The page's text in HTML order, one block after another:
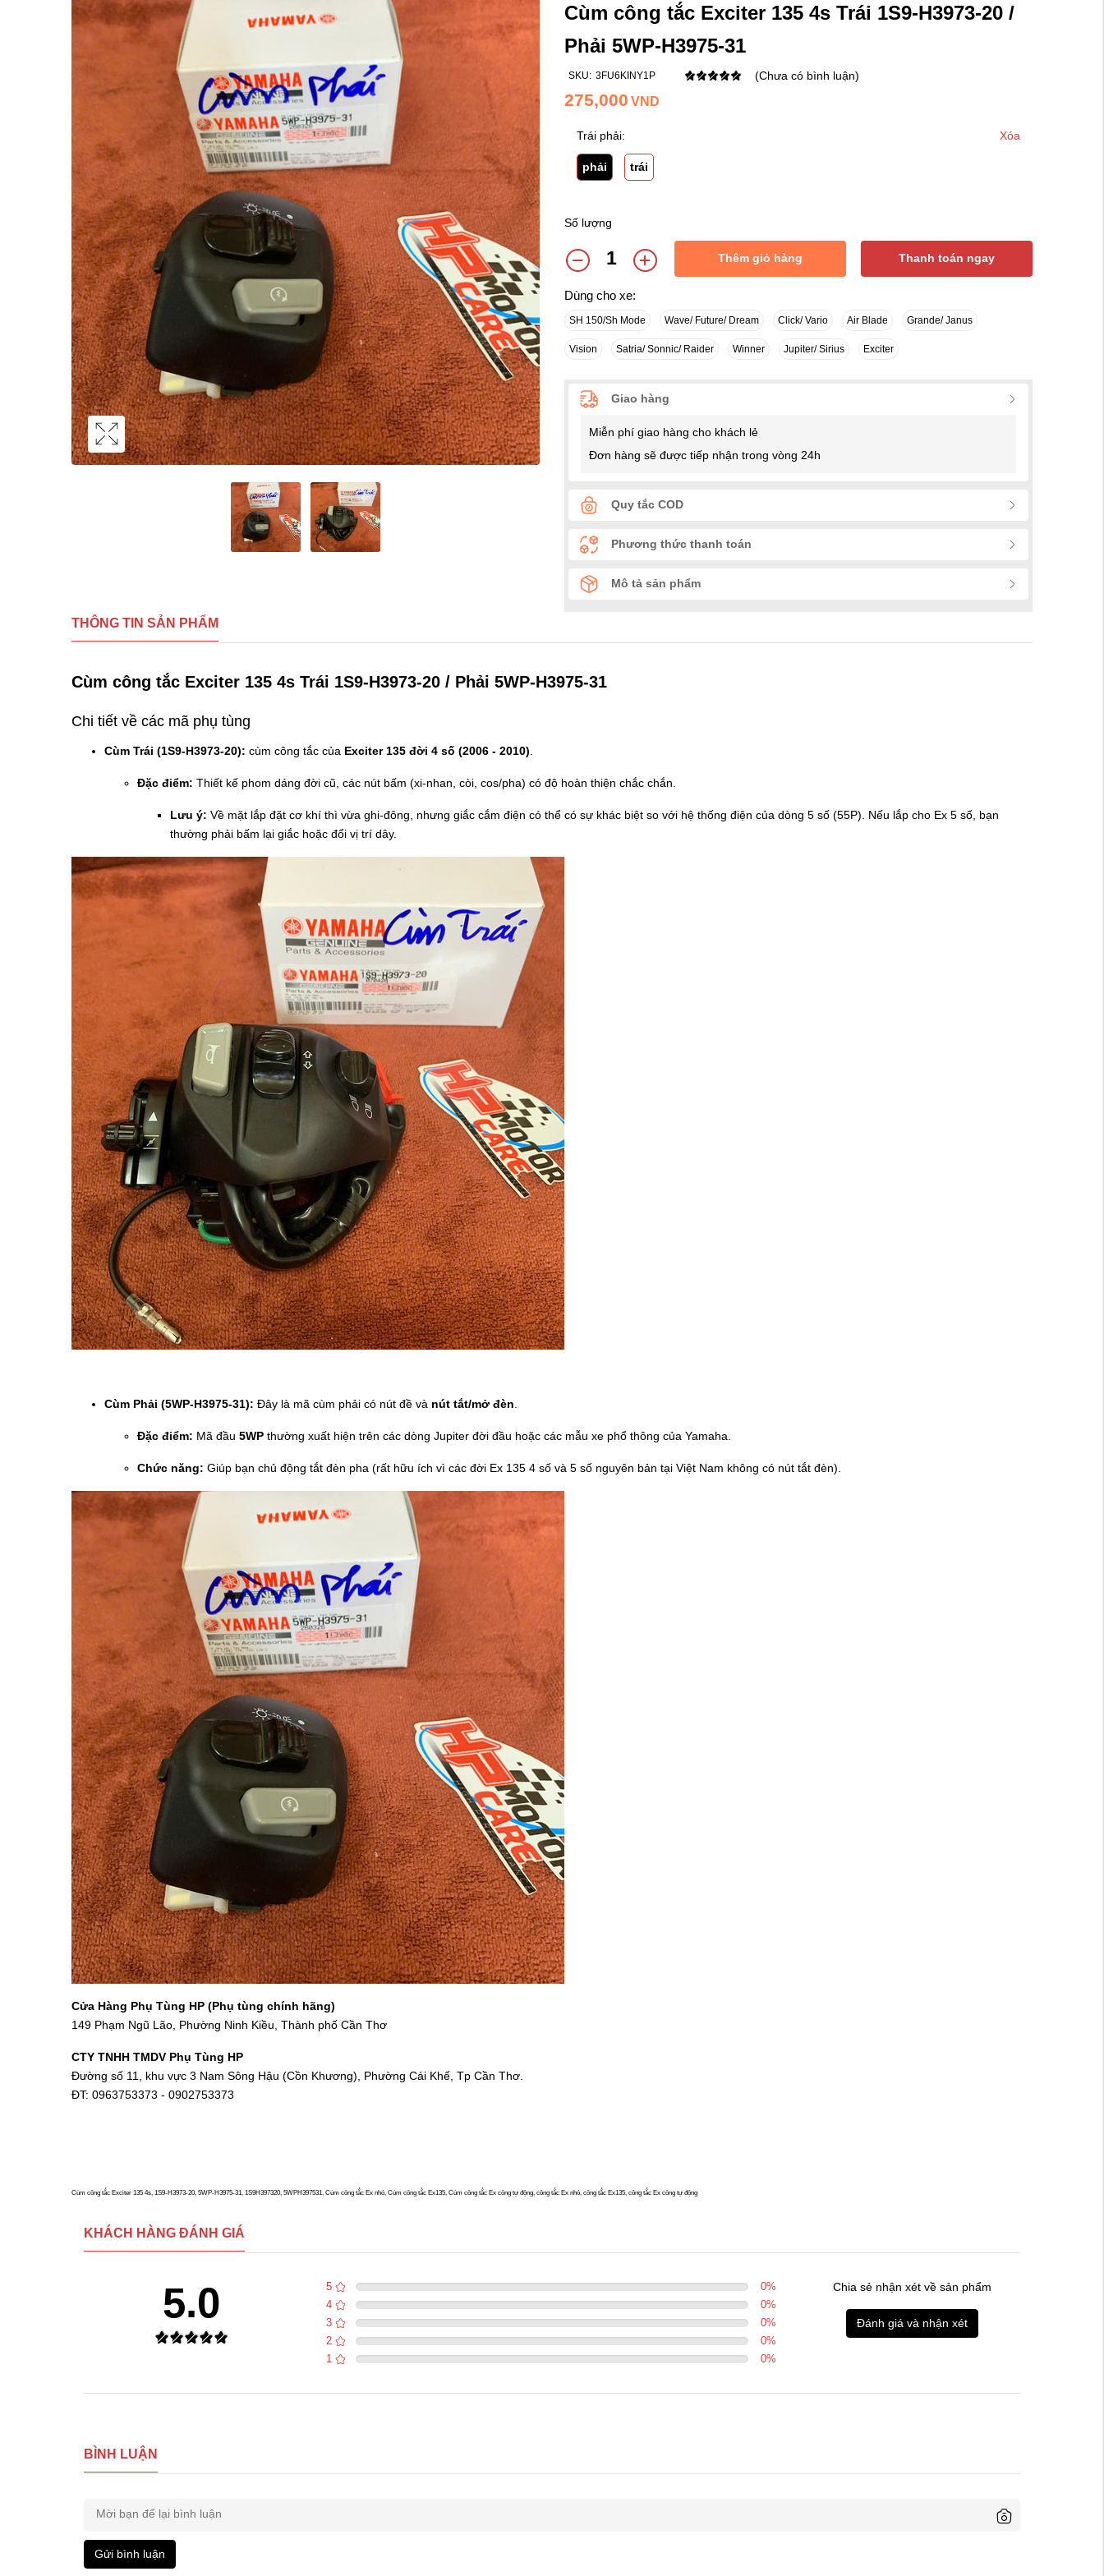
Cùm công tắc Exciter 135 4s Trái 1S9-H3973-20 /
Phải 5WP-H3975-31
SKU: 3FU6KINY1P (Chưa có bình luận)
275,000 VND
Trái phải: Xóa
phải trái
Số lượng
Thêm giỏ hàng Thanh toán ngay
Dùng cho xe:
SH 150/Sh Mode Wave/ Future/ Dream Click/ Vario Air Blade Grande/ Janus
Vision Satria/ Sonnic/ Raider Winner Jupiter/ Sirius Exciter
Giao hàng
Miễn phí giao hàng cho khách lẻ
Đơn hàng sẽ được tiếp nhận trong vòng 24h
Quy tắc COD
Phương thức thanh toán
Mô tả sản phẩm
THÔNG TIN SẢN PHẨM
Cùm công tắc Exciter 135 4s Trái 1S9-H3973-20 / Phải 5WP-H3975-31
Chi tiết về các mã phụ tùng
Cùm Trái (1S9-H3973-20): cùm công tắc của Exciter 135 đời 4 số (2006 - 2010)
Đặc điểm: Thiết kế phom dáng đời cũ, các nút bấm (xi-nhan, còi, cos/pha) có độ hoàn thiện chắc chắn.
Lưu ý: Về mặt lắp đặt cơ khí thì vừa ghi-đông, nhưng giắc cắm điện có thể có sự khác biệt so với hệ thống điện của dòng 5 số (55P). Nếu lắp cho Ex 5 số, bạn
thường phải bấm lại giắc hoặc đổi vị trí dây.
Cùm Phải (5WP-H3975-31): Đây là mã cùm phải có nút đề và nút tắt/mở đèn
Đặc điểm: Mã đầu 5WP thường xuất hiện trên các dòng Jupiter đời đầu hoặc các mẫu xe phổ thông của Yamaha.
Chức năng: Giúp bạn chủ động tắt đèn pha (rất hữu ích vì các đời Ex 135 4 số và 5 số nguyên bản tại Việt Nam không có nút tắt đèn).
Cửa Hàng Phụ Tùng HP (Phụ tùng chính hãng)
149 Phạm Ngũ Lão, Phường Ninh Kiều, Thành phố Cần Thơ
CTY TNHH TMDV Phụ Tùng HP
Đường số 11, khu vực 3 Nam Sông Hậu (Cồn Khương), Phường Cái Khế, Tp Cần Thơ.
ĐT: 0963753373 - 0902753373
Cùm công tắc Exciter 135 4s, 1S9-H3973-20, 5WP-H3975-31, 1S9H397320, 5WPH397531, Cùm công tắc Ex nhỏ, Cùm công tắc Ex135, Cùm công tắc Ex công tự động, công tắc Ex nhỏ, công tắc Ex135, công tắc Ex công tự động
KHÁCH HÀNG ĐÁNH GIÁ
5.0 5 0%
4
0%
3
0%
2
0%
1
0%
Chia sẻ nhận xét về sản phẩm
Đánh giá và nhận xét
BÌNH LUẬN
Gửi bình luận